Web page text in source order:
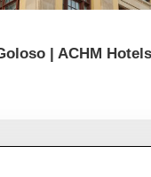
| ACHM